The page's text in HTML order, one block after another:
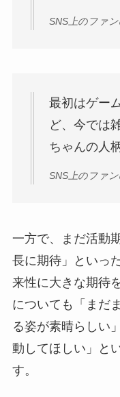
SNS上のファ
最初はゲー
ど、今では
ちゃんの人
SNS上のファ
一方で、まだ活動
長に期待」といっ
来性に大きな期待
についても「まだ
る姿が素晴らしい
動してほしい」と
す。